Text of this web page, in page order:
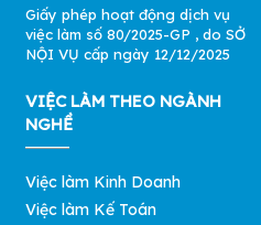
Giấy phép hoạt động dịch vụ
việc làm số 80/2025-GP , do SỞ
NỘI VỤ cấp ngày 12/12/2025
VIỆC LÀM THEO NGÀNH
NGHỀ
Việc làm Kinh Doanh
Việc làm Kế Toán